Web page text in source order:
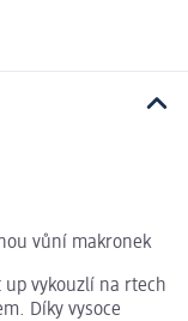
vůní makronek
vykouzlí na rtech
Díky vysoce